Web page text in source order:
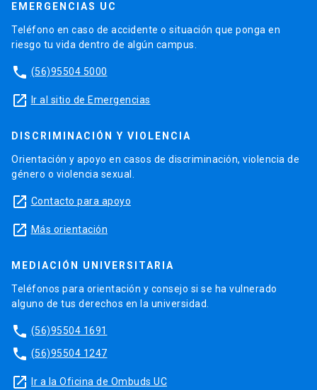
EMERGENCIAS UC
Teléfono en caso de accidente o situación que ponga en
riesgo tu vida dentro de algún campus.
phone (56)95504 5000
launch Ir al sitio de Emergencias
DISCRIMINACIÓN Y VIOLENCIA
Orientación y apoyo en casos de discriminación, violencia de
género o violencia sexual.
launch Contacto para apoyo
launch Más orientación
MEDIACIÓN UNIVERSITARIA
Teléfonos para orientación y consejo si se ha vulnerado
alguno de tus derechos en la universidad.
phone (56)95504 1691
phone (56)95504 1247
launch Ir a la Oficina de Ombuds UC